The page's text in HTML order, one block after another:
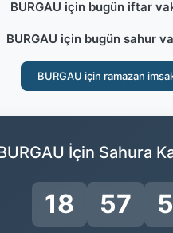
BURGAU için bugün iftar
BURGAU için bugün sahur
BURGAU için ramazan
İçin Sahura
18 57